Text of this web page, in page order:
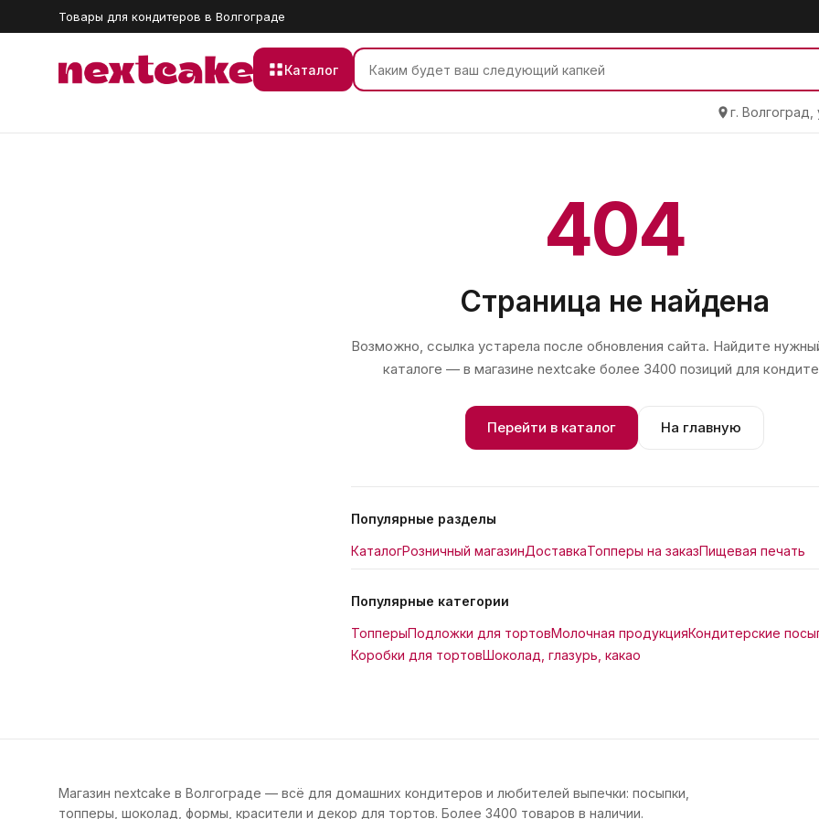
Товары для кондитеров в Волгограде
Каталог
г.
404
Страница не найдена
Возможно, ссылка устарела после обновления сайта. Найдите
каталоге — в магазине nextcake более 3400 позиций для
Перейти в каталог На главную
Популярные разделы
КаталогРозничный магазинДоставкаТопперы на заказПищевая печать
Популярные категории
ТопперыПодложки для тортовМолочная продукцияКондитерские
Коробки для тортовШоколад, глазурь, какао
Магазин nextcake в Волгограде — всё для домашних кондитеров и любителей выпечки: посыпки,
топперы, шоколад, формы, красители и декор для тортов. Более 3400 товаров в наличии.